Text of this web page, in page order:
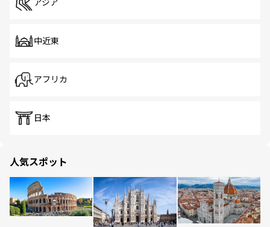
アジア
中近東
アフリカ
日本
人気スポット